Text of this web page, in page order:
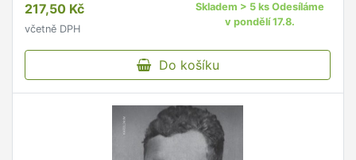
217,50 Kč
včetně DPH
Skladem > 5 ks Odesíláme
v pondělí 17.8.
Do košíku